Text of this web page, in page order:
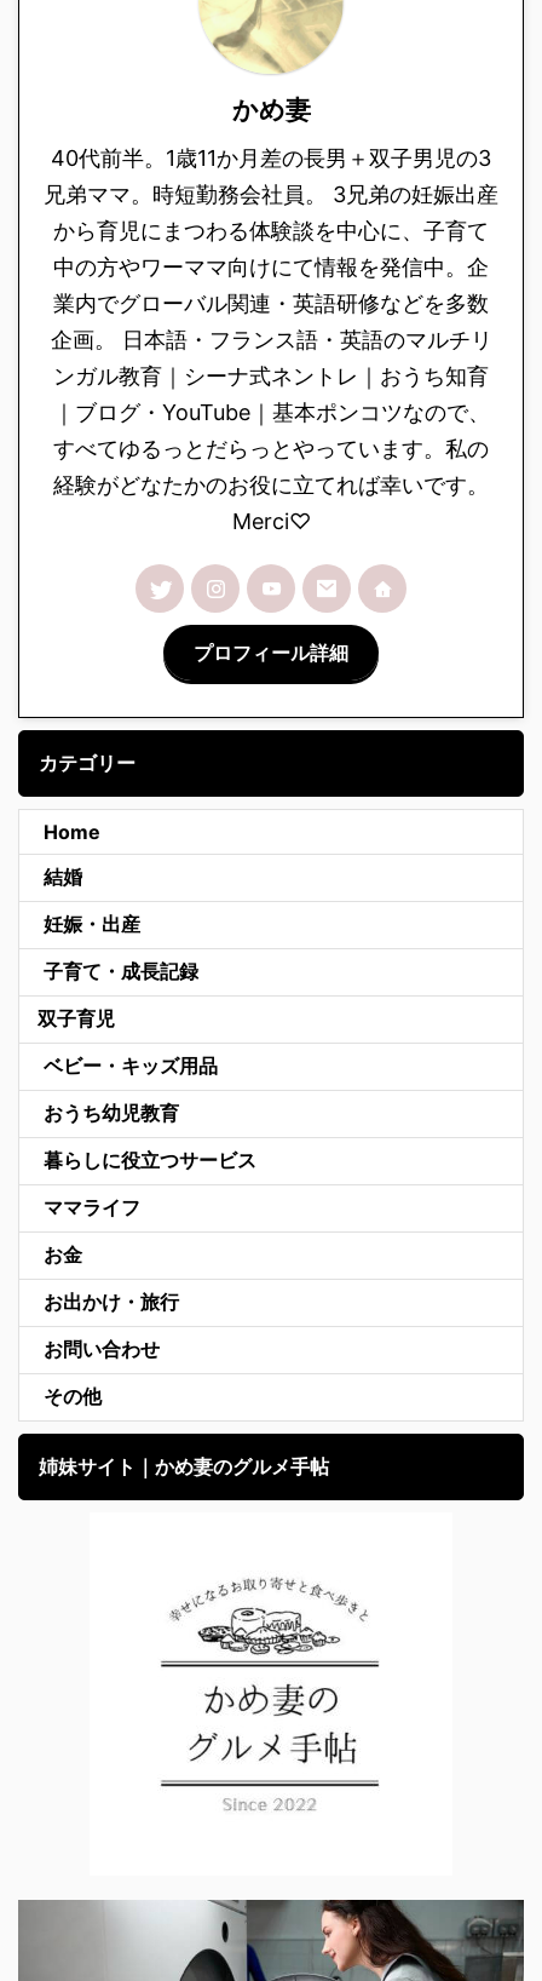
かめ妻
40代前半。1歳11か月差の長男＋双子男児の3
兄弟ママ。時短勤務会社員。 3兄弟の妊娠出産
から育児にまつわる体験談を中心に、子育て
中の方やワーママ向けにて情報を発信中。企
業内でグローバル関連・英語研修などを多数
企画。 日本語・フランス語・英語のマルチリ
ンガル教育｜シーナ式ネントレ｜おうち知育
｜ブログ・YouTube｜基本ポンコツなので、
すべてゆるっとだらっとやっています。私の
経験がどなたかのお役に立てれば幸いです。
Merci♡
プロフィール詳細
カテゴリー
Home
結婚
妊娠・出産
子育て・成長記録
双子育児
ベビー・キッズ用品
おうち幼児教育
暮らしに役立つサービス
ママライフ
お金
お出かけ・旅行
お問い合わせ
その他
姉妹サイト｜かめ妻のグルメ手帖